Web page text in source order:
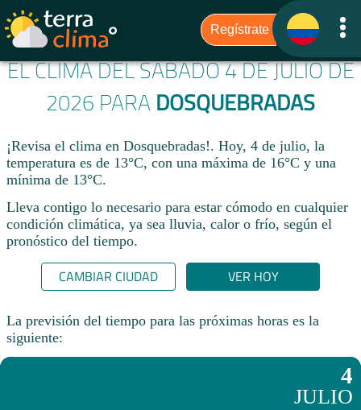
EL CLIMA DEL SÁBADO 4 DE JULIO DE
2026 PARA DOSQUEBRADAS
¡Revisa el clima en Dosquebradas!. Hoy, 4 de julio, la
temperatura es de 13°C, con una máxima de 16°C y una
mínima de 13°C.​
Lleva contigo lo necesario para estar cómodo en cualquier
condición climática, ya sea lluvia, calor o frío, según el
pronóstico del tiempo.
CAMBIAR CIUDAD VER HOY
La previsión del tiempo para las próximas horas es la
siguiente:
4
JULIO